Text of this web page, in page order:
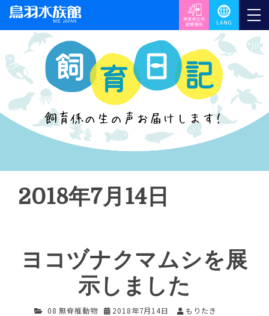
2018年7月14日
ヨコヅナクマムシを展
示しました
08 無脊椎動物 2018年7月14日 もりたき